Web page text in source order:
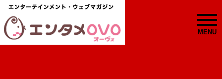
MENU